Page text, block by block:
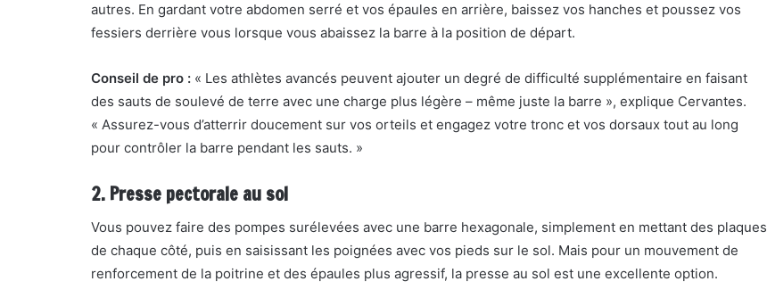
autres. En gardant votre abdomen serré et vos épaules en arrière, baissez vos hanches et poussez vos
fessiers derrière vous lorsque vous abaissez la barre à la position de départ.
Conseil de pro : « Les athlètes avancés peuvent ajouter un degré de difficulté supplémentaire en faisant
des sauts de soulevé de terre avec une charge plus légère – même juste la barre », explique Cervantes.
« Assurez-vous d’atterrir doucement sur vos orteils et engagez votre tronc et vos dorsaux tout au long
pour contrôler la barre pendant les sauts. »
2. Presse pectorale au sol
Vous pouvez faire des pompes surélevées avec une barre hexagonale, simplement en mettant des plaques
de chaque côté, puis en saisissant les poignées avec vos pieds sur le sol. Mais pour un mouvement de
renforcement de la poitrine et des épaules plus agressif, la presse au sol est une excellente option.